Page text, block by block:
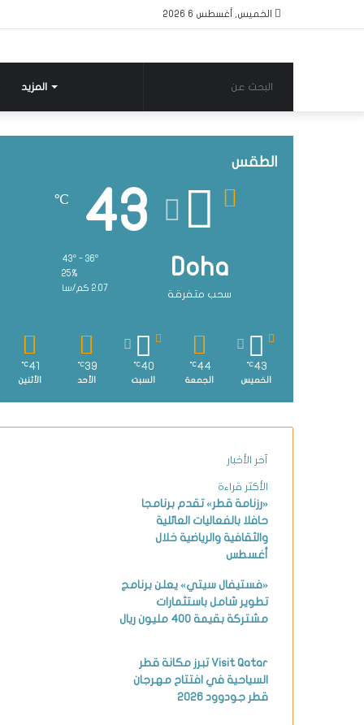
الخميس, أغسطس 6 2026
المزيد البحث
عن
الطقس
Doha
سحب متفرقة
43
℃
25%
2.07 كم/سا
43
℃
الخميس
44
℃
الجمعة
40
℃
السبت
39
℃
الأحد
41
℃
الأثنين
آخر الأخبار
الأكثر قراءة
«رزنامة قطر» تقدم برنامجا
حافلا بالفعاليات العائلية
والثقافية والرياضية خلال
أغسطس
«فستيفال سيتي» يعلن برنامج
تطوير شامل باستثمارات
مشتركة بقيمة 400 مليون ريال
Visit Qatar تبرز مكانة قطر
السياحية في افتتاح مهرجان
قطر جودوود 2026